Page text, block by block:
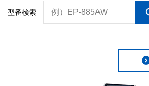
型番検索 例）EP-885AW